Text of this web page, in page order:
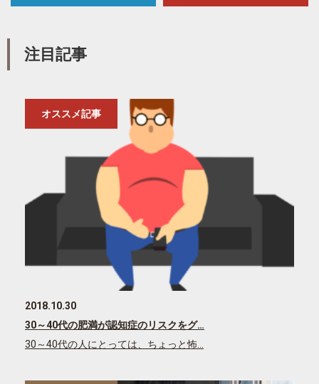
注目記事
オススメ記事
2018.10.30
30～40代の肥満が認知症のリスクをグ…
30～40代の人にとっては、ちょっと怖…